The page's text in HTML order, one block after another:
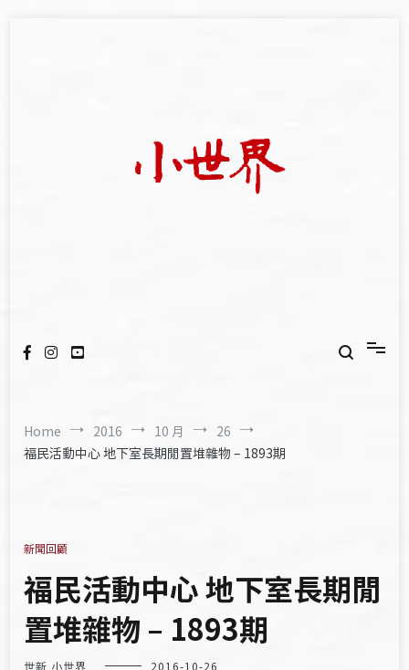
Home 2016 10 月
26
福民活動中心 地下室長期閒置堆雜物 – 1893期
新聞回顧
福民活動中心 地下室長期閒
置堆雜物 – 1893期
世新 小世界 2016-10-26